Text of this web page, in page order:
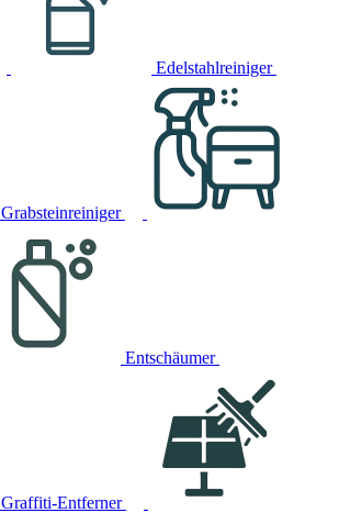
Edelstahlreiniger
Grabsteinreiniger
Entschäumer
Graffiti-Entferner